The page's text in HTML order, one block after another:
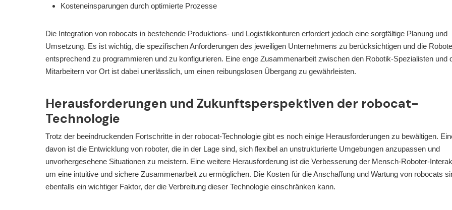
Kosteneinsparungen durch optimierte Prozesse
Die Integration von robocats in bestehende Produktions- und Logistikkonturen erfordert jedoch eine sorgfältige Planung und
Umsetzung. Es ist wichtig, die spezifischen Anforderungen des jeweiligen Unternehmens zu berücksichtigen und die
entsprechend zu programmieren und zu konfigurieren. Eine enge Zusammenarbeit zwischen den Robotik-Spezialisten und
Mitarbeitern vor Ort ist dabei unerlässlich, um einen reibungslosen Übergang zu gewährleisten.
Herausforderungen und Zukunftsperspektiven der robocat-
Technologie
Trotz der beeindruckenden Fortschritte in der robocat-Technologie gibt es noch einige Herausforderungen zu bewältigen.
davon ist die Entwicklung von roboter, die in der Lage sind, sich flexibel an unstrukturierte Umgebungen anzupassen und
unvorhergesehene Situationen zu meistern. Eine weitere Herausforderung ist die Verbesserung der Mensch-Roboter-
um eine intuitive und sichere Zusammenarbeit zu ermöglichen. Die Kosten für die Anschaffung und Wartung von robocats
ebenfalls ein wichtiger Faktor, der die Verbreitung dieser Technologie einschränken kann.